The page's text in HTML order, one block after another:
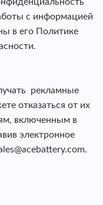
с информацией
в его Политике
рекламные
отказаться от их
включенным в
электронное